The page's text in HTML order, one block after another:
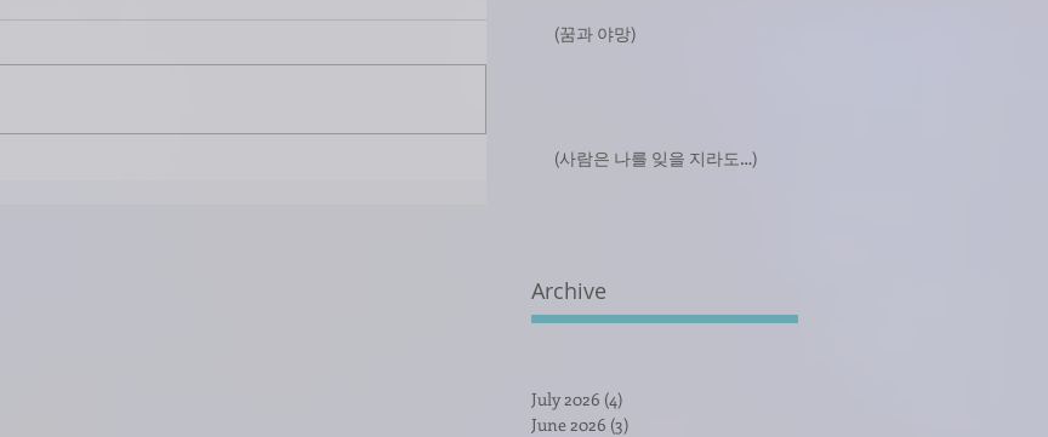
(꿈과 야망)
(사람은 나를 잊을 지라도…)
Archive
July 2026 (4)
June 2026 (3)